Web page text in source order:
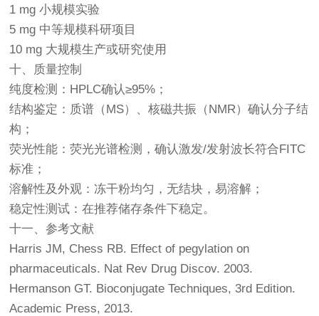
1 mg 小规模实验
5 mg 中等规模科研项目
10 mg 大规模生产或研究使用
十、质量控制
纯度检测：HPLC确认≥95%；
结构鉴定：质谱（MS）、核磁共振（NMR）确认分子结
构；
荧光性能：荧光光谱检测，确认激发/发射波长符合FITC
标准；
溶解性及外观：冻干粉均匀，无结块，易溶解；
稳定性测试：在推荐储存条件下稳定。
十一、参考文献
Harris JM, Chess RB. Effect of pegylation on
pharmaceuticals. Nat Rev Drug Discov. 2003.
Hermanson GT. Bioconjugate Techniques, 3rd Edition.
Academic Press, 2013.